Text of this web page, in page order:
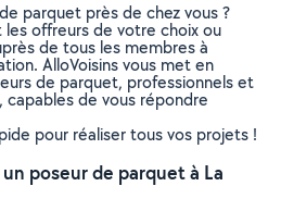
parquet près de chez vous ?
offreurs de votre choix ou
de tous les membres à
AlloVoisins vous met en
de parquet, professionnels et
capables de vous répondre
pour réaliser tous vos projets !
poseur de parquet à La